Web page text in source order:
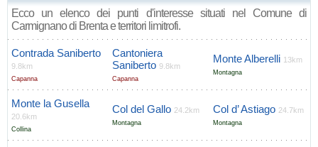
Ecco un elenco dei punti d'interesse situati nel Comune di
Carmignano di Brenta e territori limitrofi.
Contrada Saniberto
9.8km
Capanna
Cantoniera
Saniberto 9.8km
Capanna
Monte Alberelli 13km
Montagna
Monte la Gusella
20.6km
Collina
Col del Gallo 24.2km
Montagna
Col d’ Astiago 24.7km
Montagna